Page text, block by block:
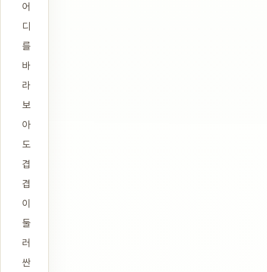
어
디
를
바
라
보
아
도
겹
겹
이
둘
러
싼